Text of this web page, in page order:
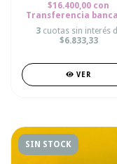
$16.400,00 con
Transferencia
3 cuotas sin interés
$6.833,33
VER
SIN STOCK